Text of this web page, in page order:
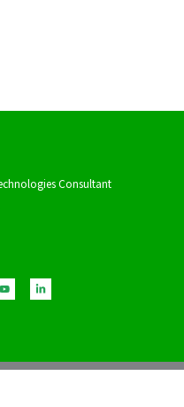
Consultant
o
u
t
i
n
k
i
n